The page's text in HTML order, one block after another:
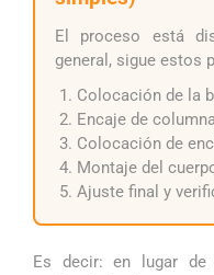
El proceso está
general, sigue estos
Colocación de la
Encaje de
Colocación de
Montaje del
Ajuste final y
Es decir: en lugar de